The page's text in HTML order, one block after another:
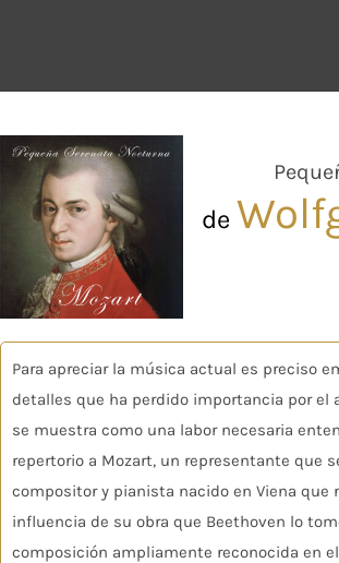
de
Para apreciar la música actual es preciso
detalles que ha perdido importancia por el
se muestra como una labor necesaria
repertorio a Mozart, un representante que
compositor y pianista nacido en Viena
influencia de su obra que Beethoven lo
composición ampliamente reconocida en